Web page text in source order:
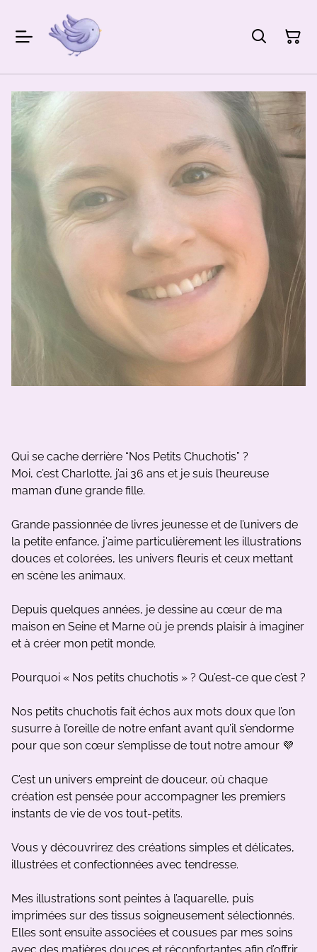
Qui se cache derrière “Nos Petits Chuchotis” ?
Moi, c’est Charlotte, j’ai 36 ans et je suis l’heureuse
maman d’une grande fille.
Grande passionnée de livres jeunesse et de l’univers de
la petite enfance, j'aime particulièrement les illustrations
douces et colorées, les univers fleuris et ceux mettant
en scène les animaux.
Depuis quelques années, je dessine au cœur de ma
maison en Seine et Marne où je prends plaisir à imaginer
et à créer mon petit monde.
Pourquoi « Nos petits chuchotis » ? Qu’est-ce que c’est ?
Nos petits chuchotis fait échos aux mots doux que l’on
susurre à l’oreille de notre enfant avant qu’il s’endorme
pour que son cœur s’emplisse de tout notre amour 💜
C’est un univers empreint de douceur, où chaque
création est pensée pour accompagner les premiers
instants de vie de vos tout-petits.
Vous y découvrirez des créations simples et délicates,
illustrées et confectionnées avec tendresse.
Mes illustrations sont peintes à l’aquarelle, puis
imprimées sur des tissus soigneusement sélectionnés.
Elles sont ensuite associées et cousues par mes soins